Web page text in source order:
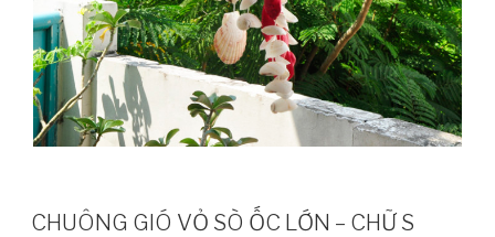
CHUÔNG GIÓ VỎ SÒ ỐC LỚN – CHỮ S